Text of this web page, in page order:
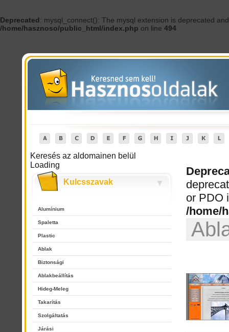
Deprecated: mysql_connect(): The mysql extension is deprecated
/home/hasznoso/public_html/index.php on line 494
Keresés az aldomainen belül
Loading
Kulcsszavak
Alumínium
Spaletta
Plastic
Ablak
Biztonsági
Ablakbeállítás
Hideg-Meleg
Takarítás
Szolgáltatás
Járási
or PDO
/home/